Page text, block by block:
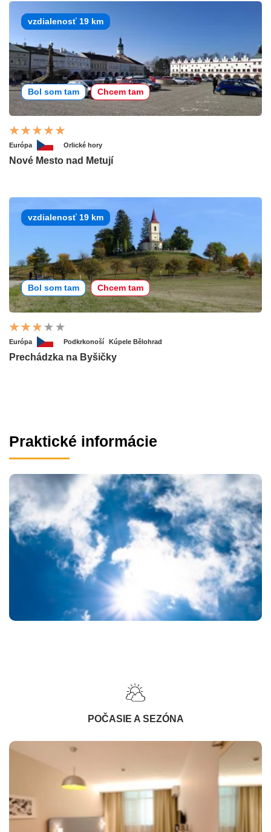
vzdialenosť 19 km
Bol som tam Chcem tam
Európa Orlické hory
Nové Mesto nad Metují
vzdialenosť 19 km
Bol som tam Chcem tam
Európa Podkrkonoší Kúpele Bělohrad
Prechádzka na Byšičky
Praktické informácie
POČASIE A SEZÓNA